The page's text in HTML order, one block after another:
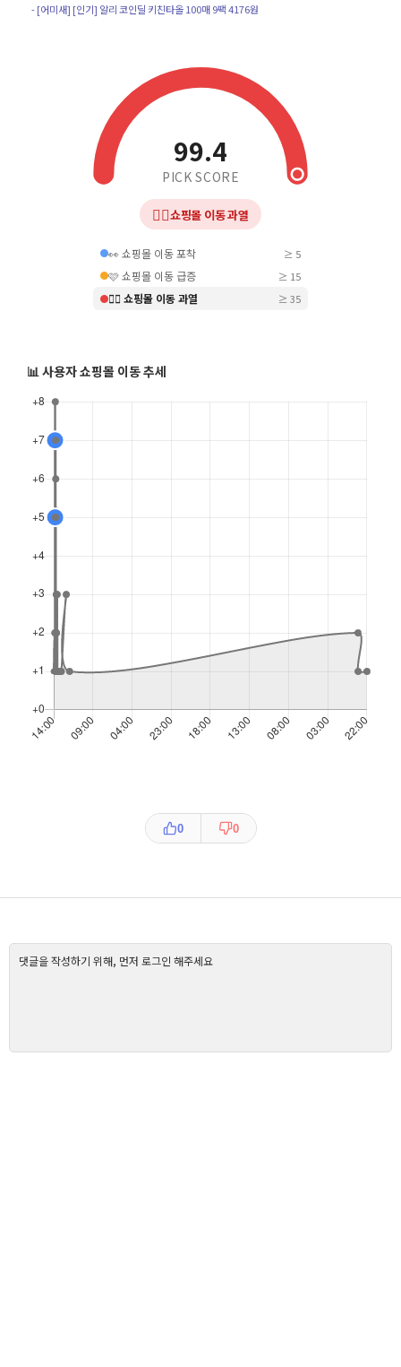
- [어미새] [인기] 알리 코인딜 키친타올 100매 9팩 4176원
99.4
PICK SCORE
❤️‍🔥쇼핑몰 이동 과열
👀 쇼핑몰 이동 포착 ≥ 5
🩷 쇼핑몰 이동 급증 ≥ 15
❤️‍🔥 쇼핑몰 이동 과열 ≥ 35
📊 사용자 쇼핑몰 이동 추세
0 0
댓글을 작성하기 위해, 먼저 로그인 해주세요